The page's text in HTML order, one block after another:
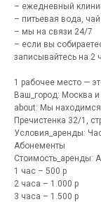
– ежедневный
– питьевая вода,
– мы на связи 24/7
– если вы
записывайтесь на 2
1 рабочее место —
Ваш_город: Москва
about: Мы находимся
Пречистенка 32/1,
Условия_аренды:
Абонементы
Стоимость_аренды:
1 час – 500 р
2 часа – 1.000 р
3 часа – 1.500 р